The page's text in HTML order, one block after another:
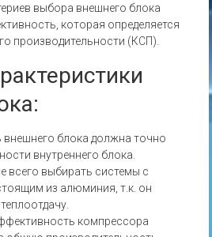
выбора внешнего блока
которая определяется
производительности (КСП).
блока должна точно
внутреннего блока.
всего выбирать системы с
из алюминия‚ т.к. он
компрессора